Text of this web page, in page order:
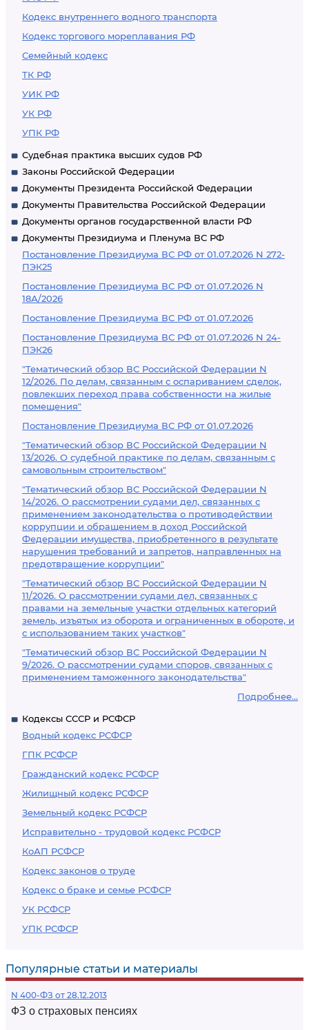
Кодекс внутреннего водного транспорта
Кодекс торгового мореплавания РФ
Семейный кодекс
ТК РФ
УИК РФ
УК РФ
УПК РФ
Судебная практика высших судов РФ
Законы Российской Федерации
Документы Президента Российской Федерации
Документы Правительства Российской Федерации
Документы органов государственной власти РФ
Документы Президиума и Пленума ВС РФ
Постановление Президиума ВС РФ от 01.07.2026 N 272-
ПЭК25
Постановление Президиума ВС РФ от 01.07.2026 N
18А/2026
Постановление Президиума ВС РФ от 01.07.2026
Постановление Президиума ВС РФ от 01.07.2026 N 24-
ПЭК26
"Тематический обзор ВС Российской Федерации N
12/2026. По делам, связанным с оспариванием сделок,
повлекших переход права собственности на жилые
помещения"
Постановление Президиума ВС РФ от 01.07.2026
"Тематический обзор ВС Российской Федерации N
13/2026. О судебной практике по делам, связанным с
самовольным строительством"
"Тематический обзор ВС Российской Федерации N
14/2026. О рассмотрении судами дел, связанных с
применением законодательства о противодействии
коррупции и обращением в доход Российской
Федерации имущества, приобретенного в результате
нарушения требований и запретов, направленных на
предотвращение коррупции"
"Тематический обзор ВС Российской Федерации N
11/2026. О рассмотрении судами дел, связанных с
правами на земельные участки отдельных категорий
земель, изъятых из оборота и ограниченных в обороте, и
с использованием таких участков"
"Тематический обзор ВС Российской Федерации N
9/2026. О рассмотрении судами споров, связанных с
применением таможенного законодательства"
Подробнее...
Кодексы СССР и РСФСР
Водный кодекс РСФСР
ГПК РСФСР
Гражданский кодекс РСФСР
Жилищный кодекс РСФСР
Земельный кодекс РСФСР
Исправительно - трудовой кодекс РСФСР
КоАП РСФСР
Кодекс законов о труде
Кодекс о браке и семье РСФСР
УК РСФСР
УПК РСФСР
Популярные статьи и материалы
N 400-ФЗ от 28.12.2013
ФЗ о страховых пенсиях